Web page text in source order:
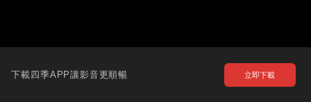
下載四季APP讓影音更順暢 立即下載